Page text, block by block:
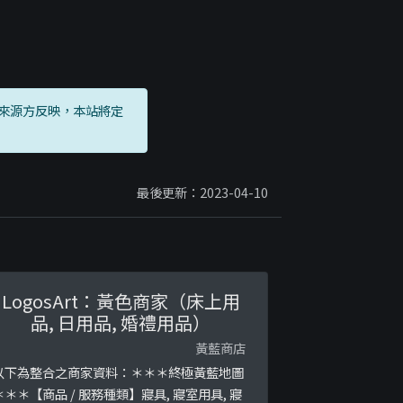
源方反映，本站將定
最後更新：2023-04-10
LogosArt：黃色商家（床上用
品, 日用品, 婚禮用品）
黃藍商店
下為整合之商家資料：＊＊＊終極黃藍地圖
＊＊【商品 / 服務種類】寢具, 寢室用具, 寢